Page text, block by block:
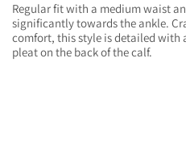
Regular fit with a medium waist
significantly towards the ankle.
comfort, this style is detailed with
pleat on the back of the calf.